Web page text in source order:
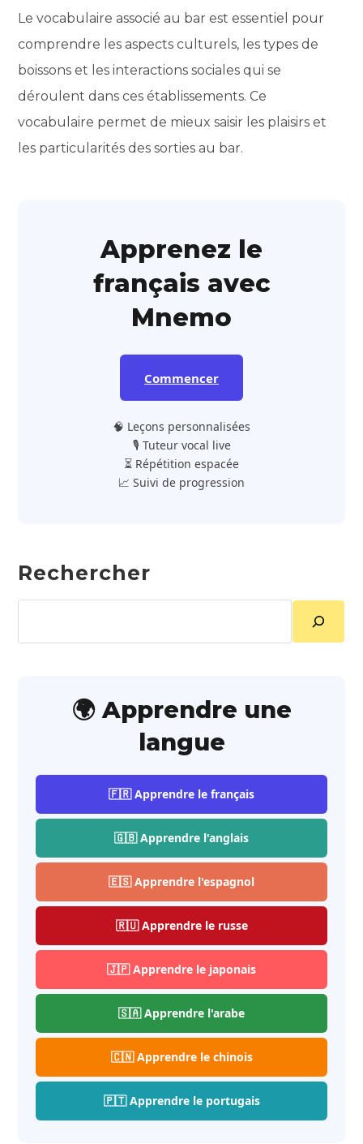
Le vocabulaire associé au bar est essentiel pour
comprendre les aspects culturels, les types de
boissons et les interactions sociales qui se
déroulent dans ces établissements. Ce
vocabulaire permet de mieux saisir les plaisirs et
les particularités des sorties au bar.
Apprenez le
français avec
Mnemo
Commencer
🧠 Leçons personnalisées
🎙️ Tuteur vocal live
⏳ Répétition espacée
📈 Suivi de progression
Rechercher
🌍 Apprendre une
langue
🇫🇷 Apprendre le français
🇬🇧 Apprendre l'anglais
🇪🇸 Apprendre l'espagnol
🇷🇺 Apprendre le russe
🇯🇵 Apprendre le japonais
🇸🇦 Apprendre l'arabe
🇨🇳 Apprendre le chinois
🇵🇹 Apprendre le portugais